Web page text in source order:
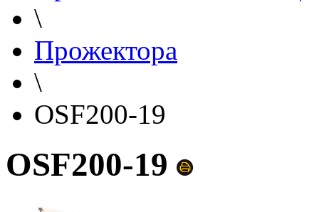
\
Прожектора
\
OSF200-19
OSF200-19